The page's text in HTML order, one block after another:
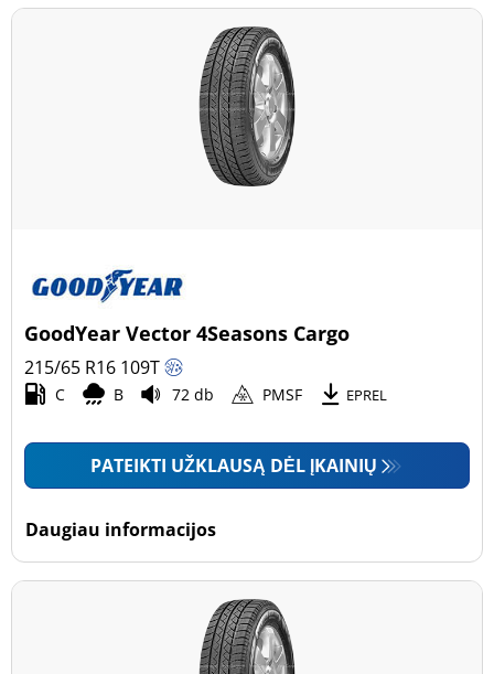
GoodYear Vector 4Seasons Cargo
215/65 R16 109T
C B 72 db PMSF EPREL
PATEIKTI UŽKLAUSĄ DĖL ĮKAINIŲ
Daugiau informacijos